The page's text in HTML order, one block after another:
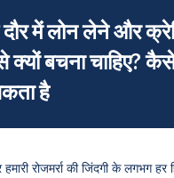
में लोन लेने और
बचना चाहिए?
है
रोजमर्रा की जिंदगी के लगभग